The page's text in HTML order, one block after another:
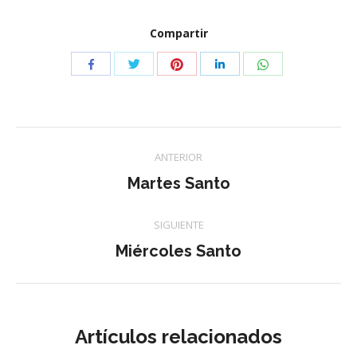
Compartir
CompartirCompartirCompartirCompartirCompartir
Navegación
publicaciones
ANTERIOR
Publicación
Martes Santo
SIGUIENTE
Publicación
Miércoles Santo
Artículos relacionados